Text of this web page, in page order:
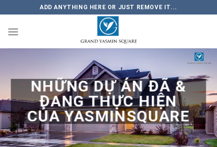
content
ADD ANYTHING HERE OR JUST REMOVE IT...
NHỮNG DỰ ÁN ĐÃ &
ĐANG THỰC HIỆN
CỦA YASMINSQUARE